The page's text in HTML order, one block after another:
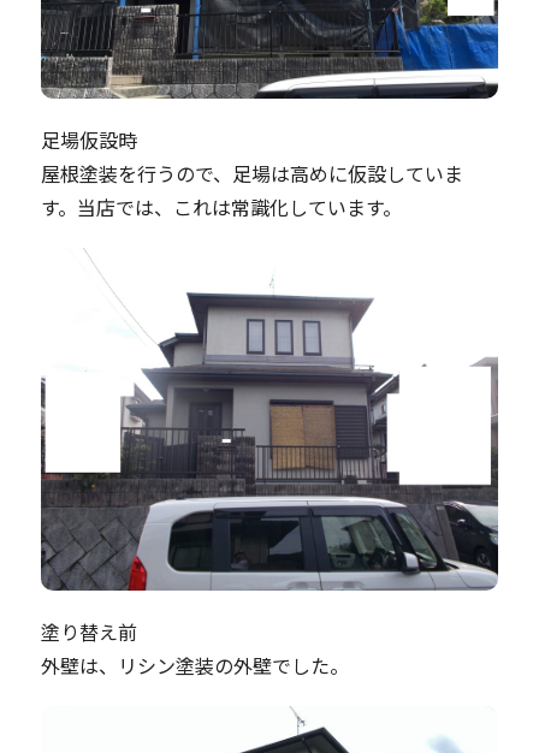
足場仮設時
屋根塗装を行うので、足場は高めに仮設していま
す。当店では、これは常識化しています。
塗り替え前
外壁は、リシン塗装の外壁でした。